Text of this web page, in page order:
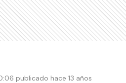
publicado hace 13 años